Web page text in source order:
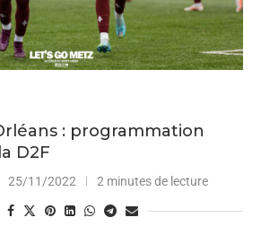
: programmation
D2F
25/11/2022 2 minutes de lecture